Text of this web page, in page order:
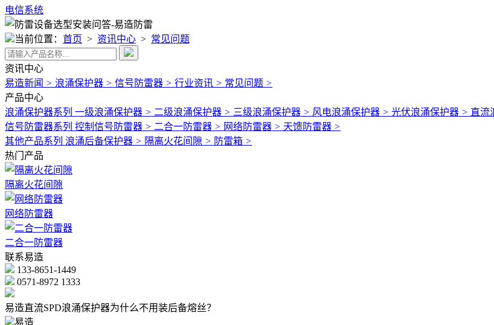
电信系统
当前位置： 首页 > 资讯中心 > 常见问题
资讯中心
易造新闻 > 浪涌保护器 > 信号防雷器 > 行业资讯 > 常见问题 >
产品中心
浪涌保护器系列 一级浪涌保护器 > 二级浪涌保护器 > 三级浪涌保护器 > 风电浪涌保护器 > 光伏浪涌保护器 > 直流
信号防雷器系列 控制信号防雷器 > 二合一防雷器 > 网络防雷器 > 天馈防雷器 >
其他产品系列 浪涌后备保护器 > 隔离火花间隙 > 防雷箱 >
热门产品
隔离火花间隙
网络防雷器
二合一防雷器
联系易造
133-8651-1449
0571-8972 1333
易造直流SPD浪涌保护器为什么不用装后备熔丝？
易造